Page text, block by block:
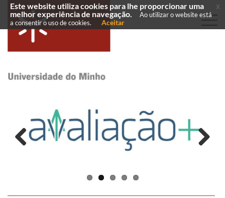
Este website utiliza cookies para lhe proporcionar uma
melhor experiência de navegação.
Ao utilizar o website está
a consentir o uso de cookies.
Aceitar
x